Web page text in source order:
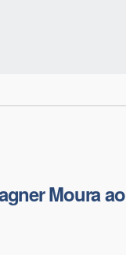
Moura ao